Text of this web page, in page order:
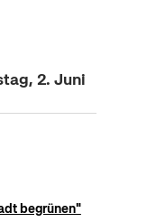
2. Juni
begrünen"